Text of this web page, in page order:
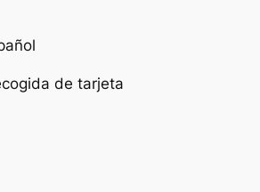
de tarjeta